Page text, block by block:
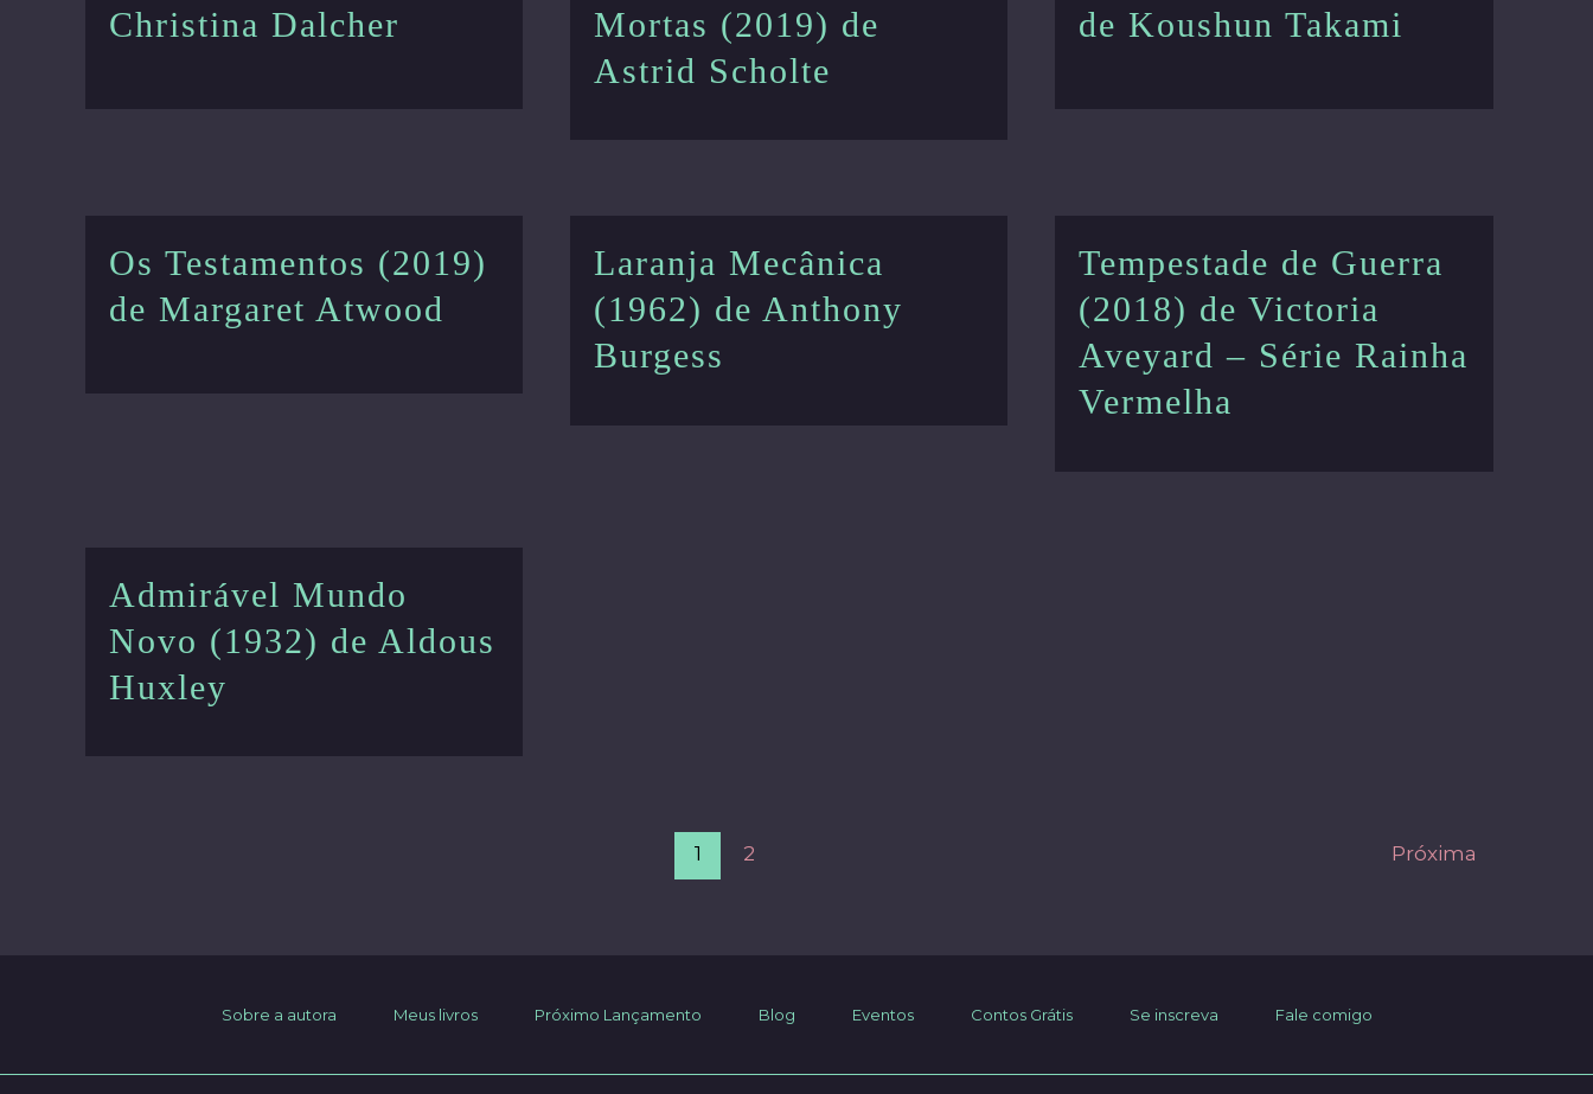
Christina Dalcher
Mortas (2019) de
Astrid Scholte
de Koushun Takami
Os Testamentos (2019)
de Margaret Atwood
Laranja Mecânica
(1962) de Anthony
Burgess
Tempestade de Guerra
(2018) de Victoria
Aveyard – Série Rainha
Vermelha
Admirável Mundo
Novo (1932) de Aldous
Huxley
1 2 Próxima
Sobre a autora Meus livros Próximo Lançamento Blog Eventos Contos Grátis Se inscreva Fale comigo